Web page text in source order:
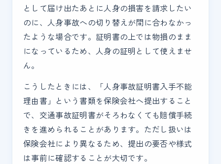
として届け出たあとに人身の損害を請求したい
のに、人身事故への切り替えが間に合わなかっ
たような場合です。証明書の上では物損のまま
になっているため、人身の証明として使えませ
ん。
こうしたときには、「人身事故証明書入手不能
理由書」という書類を保険会社へ提出すること
で、交通事故証明書がそろわなくても賠償手続
きを進められることがあります。ただし扱いは
保険会社により異なるため、提出の要否や様式
は事前に確認することが大切です。